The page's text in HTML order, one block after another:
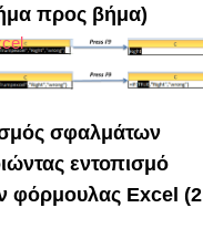
προς βήμα)
σφαλμάτων
εντοπισμό
φόρμουλας Excel (2